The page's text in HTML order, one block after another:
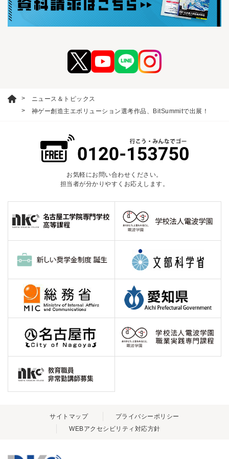
ニュース＆トピックス
神ゲー創造主エボリューション選考作品、BitSummitで出展！
お気軽にお問い合わせください。
担当者が分かりやすくお応えします。
サイトマップ
プライバシーポリシー
WEBアクセシビリティ対応方針